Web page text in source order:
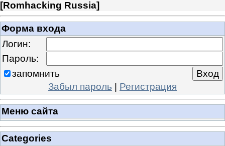
[Romhacking Russia]
Форма входа
Логин:
Пароль:
запомнить
Забыл пароль | Регистрация
Меню сайта
Categories